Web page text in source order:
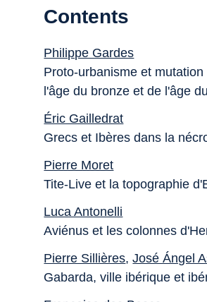
Contents
Philippe Gardes
Proto-urbanisme et
l'âge du bronze et de l'âge
Éric Gailledrat
Grecs et Ibères dans la
Pierre Moret
Tite-Live et la topographie
Luca Antonelli
Aviénus et les colonnes
Pierre Sillières,José Ángel
Gabarda, ville ibérique et